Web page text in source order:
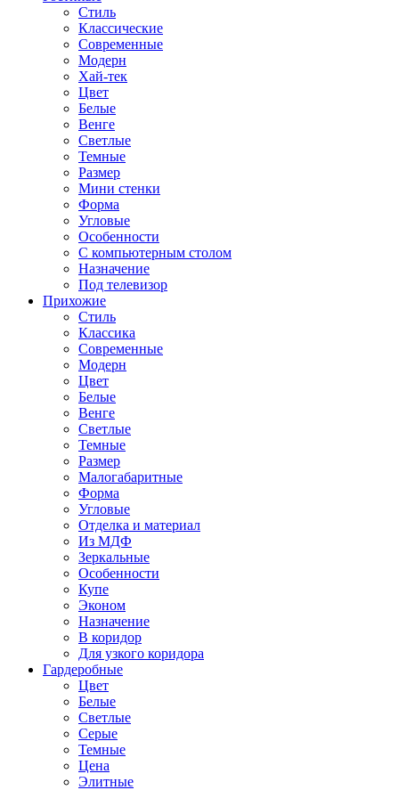
Стиль
Классические
Современные
Модерн
Хай-тек
Цвет
Белые
Венге
Светлые
Темные
Размер
Мини стенки
Форма
Угловые
Особенности
С компьютерным столом
Назначение
Под телевизор
Прихожие
Стиль
Классика
Современные
Модерн
Цвет
Белые
Венге
Светлые
Темные
Размер
Малогабаритные
Форма
Угловые
Отделка и материал
Из МДФ
Зеркальные
Особенности
Купе
Эконом
Назначение
В коридор
Для узкого коридора
Гардеробные
Цвет
Белые
Светлые
Серые
Темные
Цена
Элитные